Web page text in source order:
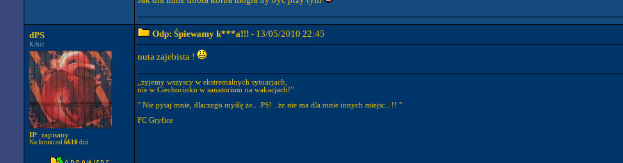
dPS
Kibic
IP: zapisany
Na forum od 6610 dni
Odp: Śpiewamy k***a!!! - 13/05/2010 22:45
nuta zajebista !
„żyjemy wszyscy w ekstremalnych sytuacjach,
nie w Ciechocinku w sanatorium na wakacjach!”
" Nie pytaj mnie, dlaczego myślę że.. .PS! ..że nie ma dla mnie innych miejsc.. !! "
FC Gryfice